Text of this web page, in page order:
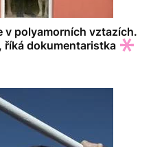
v polyamorních vztazích.
říká dokumentaristka